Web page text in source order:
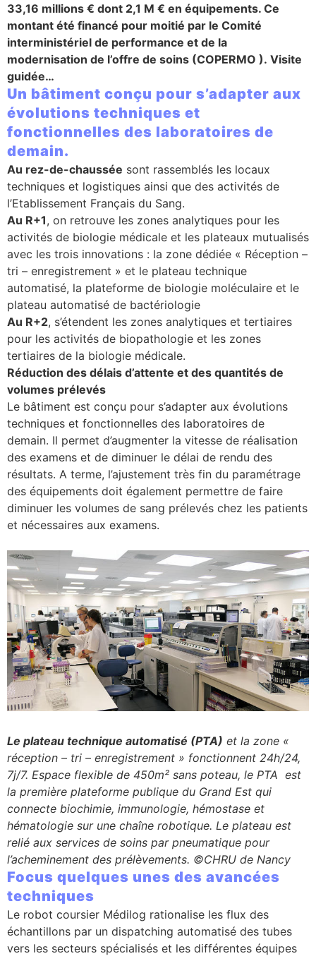
l’éditeur
un CHU
33,16 millions € dont 2,1 M € en équipements. Ce
montant été financé pour moitié par le Comité
interministériel de performance et de la
modernisation de l’offre de soins (COPERMO ). Visite
guidée…
Un bâtiment conçu pour s’adapter aux
évolutions techniques et
fonctionnelles des laboratoires de
demain.
Au rez-de-chaussée sont rassemblés les locaux
techniques et logistiques ainsi que des activités de
l’Etablissement Français du Sang.
Au R+1, on retrouve les zones analytiques pour les
activités de biologie médicale et les plateaux mutualisés
avec les trois innovations : la zone dédiée « Réception –
tri – enregistrement » et le plateau technique
automatisé, la plateforme de biologie moléculaire et le
plateau automatisé de bactériologie
Au R+2, s’étendent les zones analytiques et tertiaires
pour les activités de biopathologie et les zones
tertiaires de la biologie médicale.
Réduction des délais d’attente et des quantités de
volumes prélevés
Le bâtiment est conçu pour s’adapter aux évolutions
techniques et fonctionnelles des laboratoires de
demain. Il permet d’augmenter la vitesse de réalisation
des examens et de diminuer le délai de rendu des
résultats. A terme, l’ajustement très fin du paramétrage
des équipements doit également permettre de faire
diminuer les volumes de sang prélevés chez les patients
et nécessaires aux examens.
Le plateau technique automatisé (PTA) et la zone «
réception – tri – enregistrement » fonctionnent 24h/24,
7j/7. Espace flexible de 450m² sans poteau, le PTA est
la première plateforme publique du Grand Est qui
connecte biochimie, immunologie, hémostase et
hématologie sur une chaîne robotique. Le plateau est
relié aux services de soins par pneumatique pour
l’acheminement des prélèvements. ©CHRU de Nancy
Focus quelques unes des avancées
techniques
Le robot coursier Médilog rationalise les flux des
échantillons par un dispatching automatisé des tubes
vers les secteurs spécialisés et les différentes équipes